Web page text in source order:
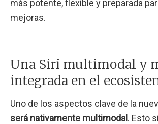
más potente, flexible y preparada
mejoras.
Una Siri multimodal y
integrada en el
Uno de los aspectos clave de la
será nativamente multimodal. Esto